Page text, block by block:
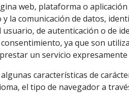
web, plataforma o
comunicación de datos,
de autenticación o de
ya que son
un servicio
características de
el tipo de navegador a